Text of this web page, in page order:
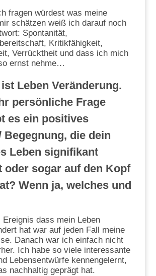
fragen würdest was meine
schätzen weiß ich darauf noch
Spontanität,
Kritikfähigkeit,
Verrücktheit und dass ich mich
ernst nehme…
Leben Veränderung.
persönliche Frage
es ein positives
Begegnung, die dein
Leben signifikant
oder sogar auf den Kopf
Wenn ja, welches und
Ereignis dass mein Leben
hat war auf jeden Fall meine
Danach war ich einfach nicht
Ich habe so viele interessante
Lebensentwürfe kennengelernt,
nachhaltig geprägt hat.